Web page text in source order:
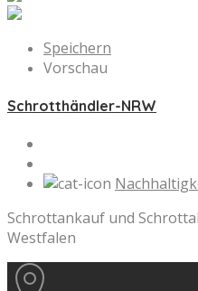
Speichern
Vorschau
Schrotthändler-NRW
Schrottankauf und
Westfalen